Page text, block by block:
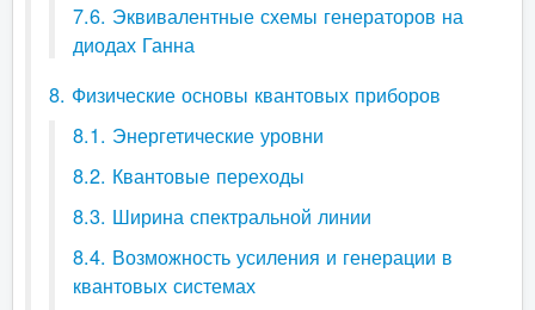
7.6. Эквивалентные схемы генераторов на
диодах Ганна
8. Физические основы квантовых приборов
8.1. Энергетические уровни
8.2. Квантовые переходы
8.3. Ширина спектральной линии
8.4. Возможность усиления и генерации в
квантовых системах